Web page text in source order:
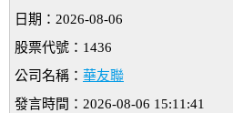
日期：2026-08-06
股票代號：1436
公司名稱： 華友聯
發言時間：2026-08-06 15:11:41